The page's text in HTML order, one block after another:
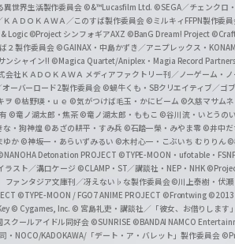
異世界生活製作委員会 ©&™Lucasfilm Ltd. ©SEGA／チェンクロ
ＡＤＯＫＡＷＡ／このすば製作委員会 ©ミルキィFFPN製作委
Logic ©Project シンフォギアAXZ ©BanG Dream! Project
２製作委員会 ©GAINAX・中島かずき／アニプレックス・
ンシャイン!! ©Magica Quartet/Aniplex・Magia Record Partners
社ＫＡＤＯＫＡＷＡ メディアファクトリー刊／ノーゲーム・
ーバーロード2製作委員会 ©蝸牛くも・SBクリエイティブ／ゴ
ヲ ©枯野瑛・ｕｅ ©気がつけば毛玉・かにビーム ©久慈マサム
©竜ノ湖太郎・焦茶 ©竜ノ湖太郎・ももこ ©谷川流・いとうの
な・狗神煌 ©あざの耕平・すみ兵 ©石踏一榮・みやま零 ©井中だ
ゆか ©神坂一・あらいずみるい ©木村心一・こぶいち むりりん ©
Detonation PROJECT ©TYPE-MOON・ufotable・
スト／溝口ケージ ©CLAMP・ST／講談社・NEP・NHK
ァンタジア文庫刊／冴えない♭な製作委員会©川上泰樹・伏
©TYPE-MOON / FGO7 ANIME PROJECT ©Frontwing ©2013
© Cygames, Inc. © 宮島礼吏・講談社／「彼女、お借りします
クールアイドル同好会 ©SUNRISE ©BANDAI NAMCO
・NOCO/KADOKAWA/「デート・ア・バレット」製作委員会